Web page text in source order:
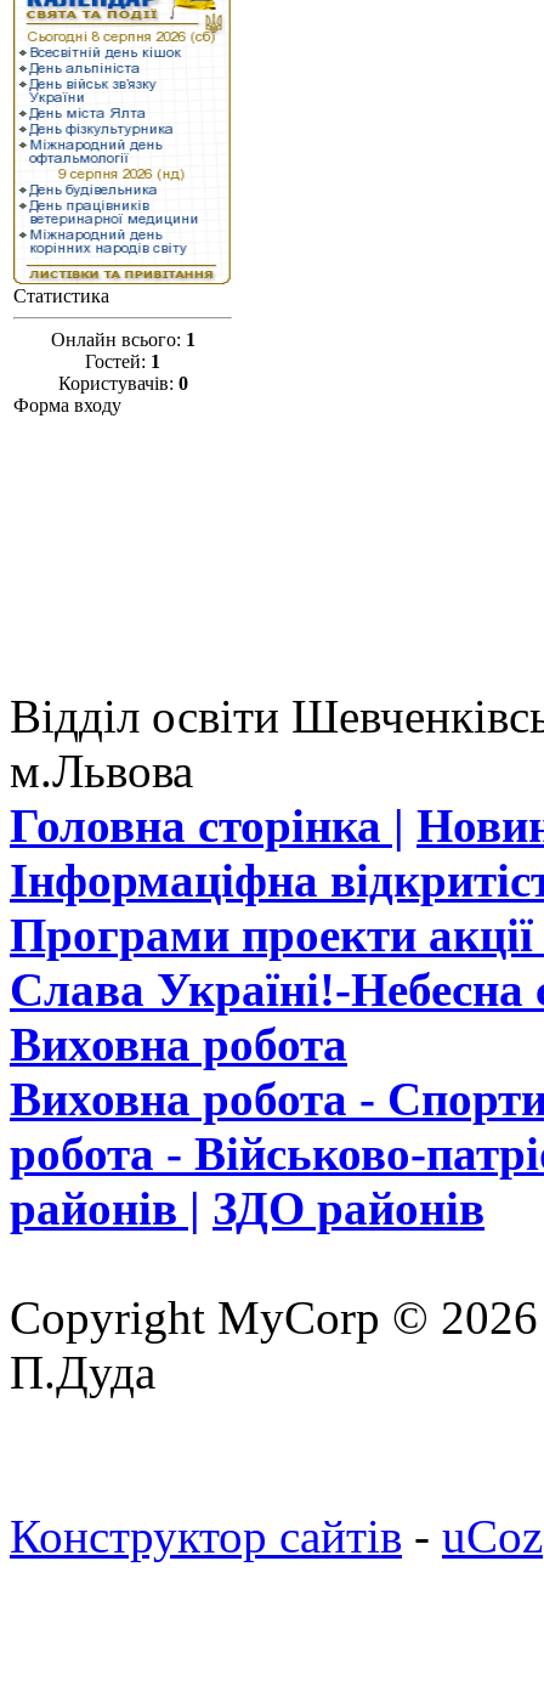
Статистика
Онлайн всього: 1
Гостей: 1
Користувачів: 0
Форма входу
Відділ освіти
м.Львова
Головна сторінка |
Інформаціфна
Програми проекти
Слава Україні!-Небесна
Виховна робота
Виховна робота -
робота - Військово-
районів | ЗДО районів
Copyright MyCorp © 2026
П.Дуда
Конструктор сайтів - uCoz